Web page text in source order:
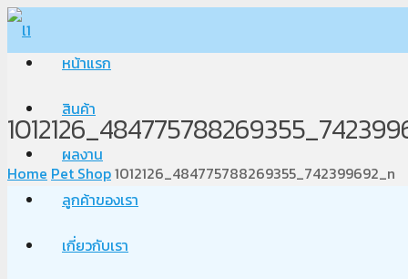
หน้าแรก
สินค้า
ผลงาน
ลูกค้าของเรา
เกี่ยวกับเรา
Home Pet Shop1012126_484775788269355_742399692_n